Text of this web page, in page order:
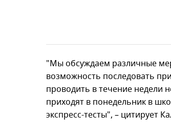
"Мы обсуждаем различные
возможность последовать
проводить в течение недели
приходят в понедельник в
экспресс-тесты", – цитирует